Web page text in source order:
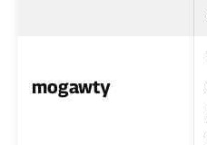
mogawty